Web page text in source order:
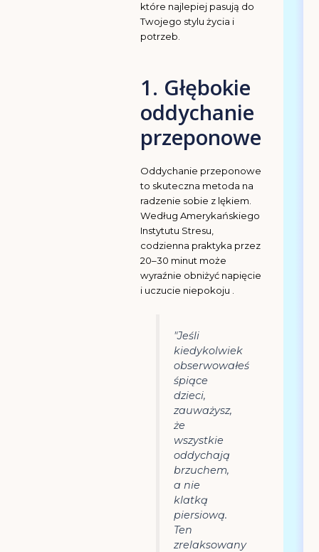
które najlepiej pasują do
Twojego stylu życia i
potrzeb.
1. Głębokie
oddychanie
przeponowe
Oddychanie przeponowe
to skuteczna metoda na
radzenie sobie z lękiem.
Według Amerykańskiego
Instytutu Stresu,
codzienna praktyka przez
20–30 minut może
wyraźnie obniżyć napięcie
i uczucie niepokoju .
"Jeśli
kiedykolwiek
obserwowałeś
śpiące
dzieci,
zauważysz,
że
wszystkie
oddychają
brzuchem,
a nie
klatką
piersiową.
Ten
zrelaksowany